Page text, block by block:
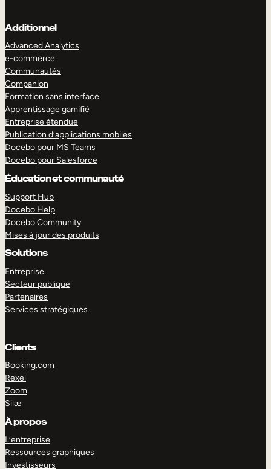
Additionnel
Advanced Analytics
e-commerce
Communautés
Companion
Formation sans interface
Apprentissage gamifié
Entreprise étendue
Publication d’applications mobiles
Docebo pour MS Teams
Docebo pour Salesforce
Éducation et communauté
Support Hub
Docebo Help
Docebo Community
Mises à jour des produits
Solutions
Entreprise
Secteur publique
Partenaires
Services stratégiques
Clients
Booking.com
Rexel
Zoom
Silæ
À propos
L’entreprise
Ressources graphiques
Investisseurs